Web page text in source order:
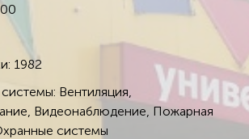
1982
Вентиляция,
Видеонаблюдение, Пожарная
системы